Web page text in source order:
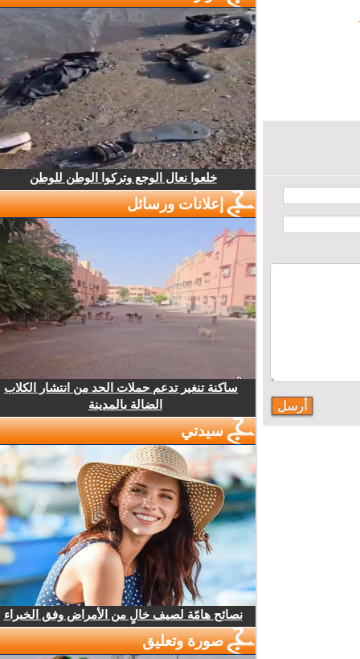
خلعوا نعال الوجع وتركوا الوطن للوطن
إعلانات ورسائل
ساكنة تنغير تدعم حملات الحد من انتشار الكلاب
الضالة بالمدينة
سيدتي
نصائح هامّة لصيف خالٍ من الأمراض وفق الخبراء
صورة وتعليق